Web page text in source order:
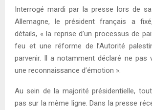
Interrogé mardi par la presse lors de sa
Allemagne, le président français a
détails, « la reprise d’un processus de
feu et une réforme de l’Autorité
parvenir. Il a notamment déclaré ne pas
une reconnaissance d’émotion ».
Au sein de la majorité présidentielle,
pas sur la même ligne. Dans la presse